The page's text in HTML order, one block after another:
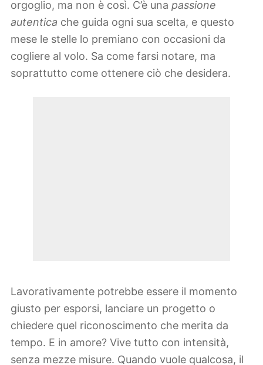
orgoglio, ma non è così. C’è una passione
autentica che guida ogni sua scelta, e questo
mese le stelle lo premiano con occasioni da
cogliere al volo. Sa come farsi notare, ma
soprattutto come ottenere ciò che desidera.
Lavorativamente potrebbe essere il momento
giusto per esporsi, lanciare un progetto o
chiedere quel riconoscimento che merita da
tempo. E in amore? Vive tutto con intensità,
senza mezze misure. Quando vuole qualcosa, il